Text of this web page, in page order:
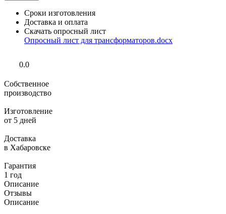
Сроки изготовления
Доставка и оплата
Скачать опросный лист
Опросный лист для трансформаторов.docx
0.0
Собственное
производство
Изготовление
от 5 дней
Доставка
в Хабаровске
Гарантия
1 год
Описание
Отзывы
Описание